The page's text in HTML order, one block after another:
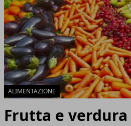
ALIMENTAZIONE
Frutta e